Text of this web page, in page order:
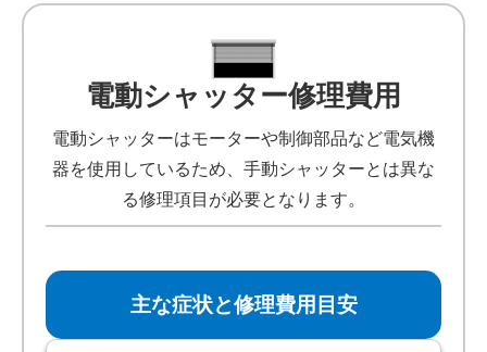
電動シャッター修理費用
電動シャッターはモーターや制御部品など電気機
器を使用しているため、手動シャッターとは異な
る修理項目が必要となります。
主な症状と修理費用目安